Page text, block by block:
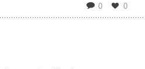
0 0